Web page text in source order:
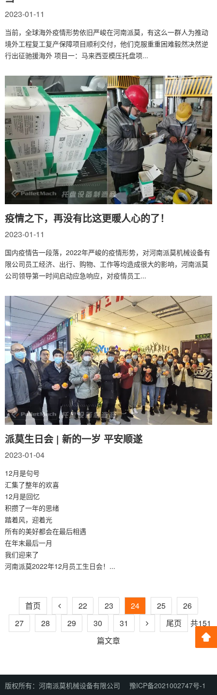
2023-01-11
当前，全球海外疫情形势依旧严峻在河南派莫，有这么一群人为推动
境外工程复工复产保障项目顺利交付，他们克服重重困难毅然决然逆
行出征驰援海外 项目一：马来西亚模压托盘项...
疫情之下，再没有比这更暖人心的了！
2023-01-11
国内疫情告一段落，2022年严峻的疫情形势，对河南派莫机械设备有
限公司员工经济、出行、购物、工作等均造成很大的影响，河南派莫
公司领导第一时间启动应急响应，对疫情员工...
派莫生日会 | 新的一岁 平安顺遂
2023-01-04
12月是句号
汇集了整年的欢喜
12月是回忆
积攒了一年的思绪
踏着风，迎着光
所有的美好都会在最后相遇
在年末最后一月
我们迎来了
河南派莫2022年12月员工生日会！...
首页 22 23 24 25
26
27
28 29 30 31 尾页
共151
篇文章
版权所有：河南派莫机械设备有限公司 豫ICP备2021002747号-1